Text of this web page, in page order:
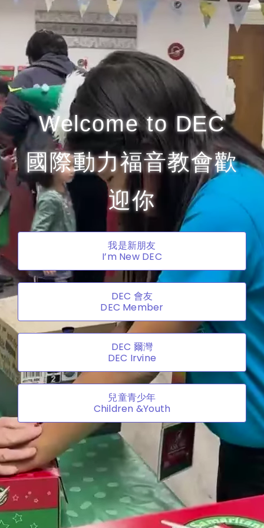
content
Welcome to DEC
​國際動力福音教會歡
迎你
我是新朋友
I’m New DEC
DEC 會友
DEC Member
DEC 爾灣
DEC Irvine
兒童青少年
Children &Youth